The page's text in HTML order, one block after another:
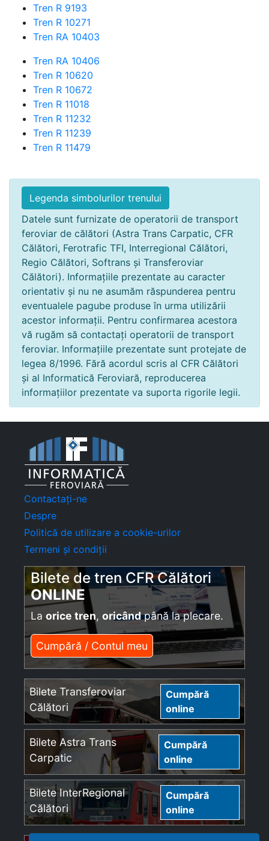
Tren R 9193
Tren R 10271
Tren RA 10403
Tren RA 10406
Tren R 10620
Tren R 10672
Tren R 11018
Tren R 11232
Tren R 11239
Tren R 11479
Legenda simbolurilor trenului
Datele sunt furnizate de operatorii de transport
feroviar de călători (Astra Trans Carpatic, CFR
Călători, Ferotrafic TFI, Interregional Călători,
Regio Călători, Softrans și Transferoviar
Călători). Informațiile prezentate au caracter
orientativ și nu ne asumăm răspunderea pentru
eventualele pagube produse în urma utilizării
acestor informații. Pentru confirmarea acestora
vă rugăm să contactați operatorii de transport
feroviar. Informațiile prezentate sunt protejate de
legea 8/1996. Fără acordul scris al CFR Călători
și al Informatică Feroviară, reproducerea
informațiilor prezentate va suporta rigorile legii.
Contactați-ne
Despre
Politică de utilizare a cookie-urilor
Termeni și condiții
Bilete de tren CFR Călători
ONLINE
La orice tren, oricândpână la plecare.
Cumpără / Contul meu
Bilete Transferoviar
Călători
Cumpără
online
Bilete Astra Trans
Carpatic
Cumpără
online
Bilete InterRegional
Călători
Cumpără
online